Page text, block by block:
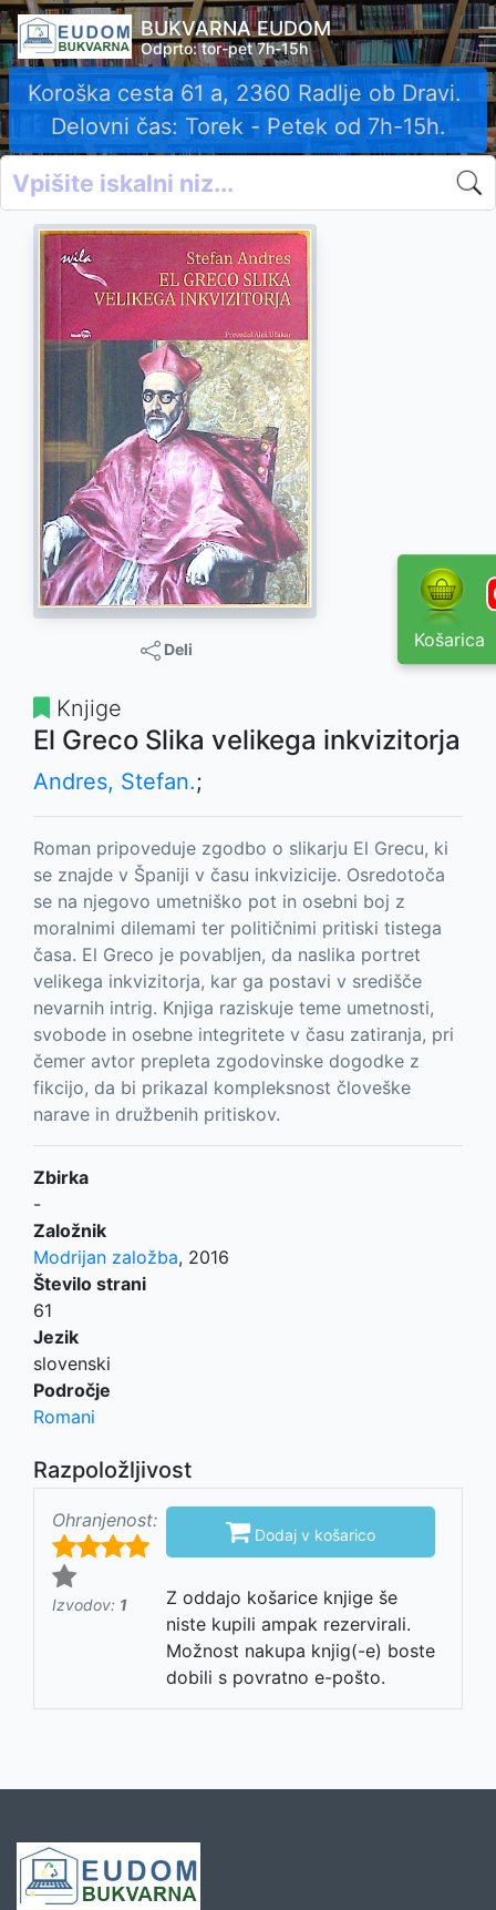
BUKVARNA EUDOM
Odprto: tor-pet 7h-15h
Koroška cesta 61 a, 2360 Radlje ob Dravi.
Delovni čas: Torek - Petek od 7h-15h.
Košarica
Deli
Knjige
El Greco Slika velikega inkvizitorja
Andres, Stefan.;
Roman pripoveduje zgodbo o slikarju El Grecu, ki
se znajde v Španiji v času inkvizicije. Osredotoča
se na njegovo umetniško pot in osebni boj z
moralnimi dilemami ter političnimi pritiski tistega
časa. El Greco je povabljen, da naslika portret
velikega inkvizitorja, kar ga postavi v središče
nevarnih intrig. Knjiga raziskuje teme umetnosti,
svobode in osebne integritete v času zatiranja, pri
čemer avtor prepleta zgodovinske dogodke z
fikcijo, da bi prikazal kompleksnost človeške
narave in družbenih pritiskov.
Zbirka
-
Založnik
Modrijan založba, 2016
Število strani
61
Jezik
slovenski
Področje
Romani
Razpoložljivost
Ohranjenost:
Izvodov: 1
 Dodaj v košarico
Z oddajo košarice knjige še
niste kupili ampak rezervirali.
Možnost nakupa knjig(-e) boste
dobili s povratno e-pošto.